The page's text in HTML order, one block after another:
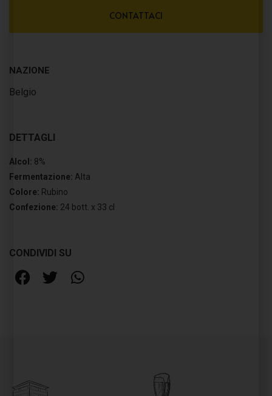
CONTATTACI
NAZIONE
Belgio
DETTAGLI
Alcol: 8%
Fermentazione: Alta
Colore: Rubino
Confezione: 24 bott. x 33 cl
CONDIVIDI SU